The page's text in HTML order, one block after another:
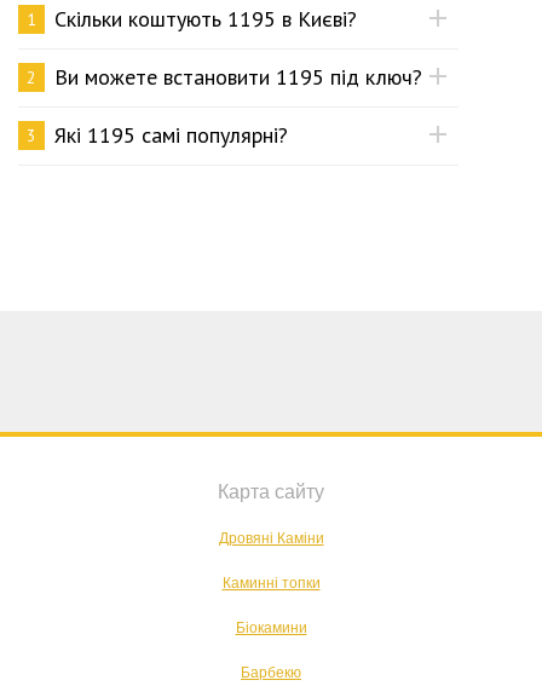
1 Скільки коштують 1195 в Києві?
2 Ви можете встановити 1195 під ключ?
3 Які 1195 самі популярні?
Карта сайту
Дровяні Каміни
Каминні топки
Біокамини
Барбекю